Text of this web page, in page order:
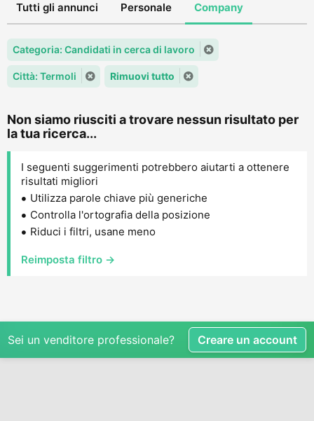
Tutti gli annunci Personale Company
Categoria: Candidati in cerca di lavoro
Città: Termoli Rimuovi tutto
Non siamo riusciti a trovare nessun risultato per
la tua ricerca...
I seguenti suggerimenti potrebbero aiutarti a ottenere
risultati migliori
Utilizza parole chiave più generiche
Controlla l'ortografia della posizione
Riduci i filtri, usane meno
Reimposta filtro →
Sei un venditore professionale? Creare un account